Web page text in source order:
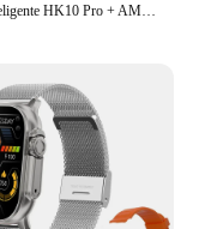
Reloj inteligente HK10 Pro + AMOLED para hombre y mujer, dispositivo con 1GB de ROM, NFC, Bluetooth, 45mm, grabación de música Local, OS10, sincronización de álbumes, 2024